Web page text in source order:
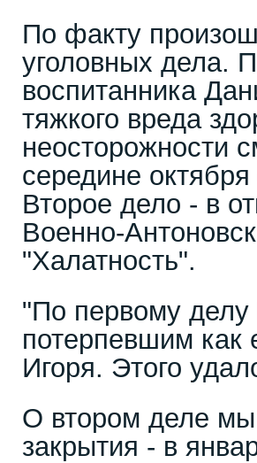
По факту
уголовных дела.
воспитанника
тяжкого вреда
неосторожности
середине
Второе дело - в
Военно-
"Халатность".
"По первому
потерпевшим как
Игоря. Этого
О втором деле мы
закрытия - в